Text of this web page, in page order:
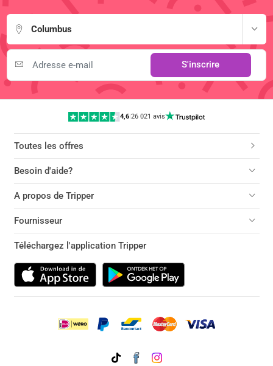
Columbus
S'inscrire
4,6 |26 021 avis
Toutes les offres
Besoin d'aide?
A propos de Tripper
Fournisseur
Téléchargez l'application Tripper